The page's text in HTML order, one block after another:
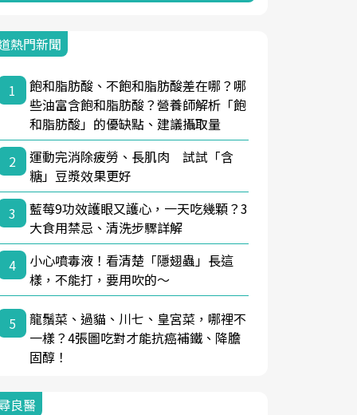
熱門新聞
1
飽和脂肪酸、不飽和脂肪酸差在哪？哪
些油富含飽和脂肪酸？營養師解析「飽
和脂肪酸」的優缺點、建議攝取量
2
運動完消除疲勞、長肌肉 試試「含
糖」豆漿效果更好
3
藍莓9功效護眼又護心，一天吃幾顆？3
大食用禁忌、清洗步驟詳解
4
小心噴毒液！看清楚「隱翅蟲」長這
樣，不能打，要用吹的～
5
龍鬚菜、過貓、川七、皇宮菜，哪裡不
一樣？4張圖吃對才能抗癌補鐵、降膽
固醇！
良醫